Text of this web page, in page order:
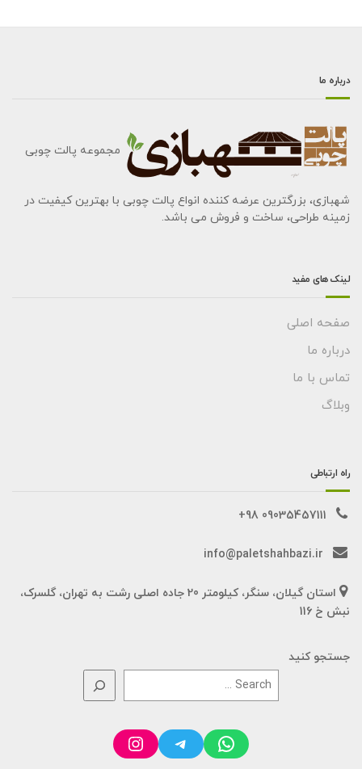
درباره ما
مجموعه پالت چوبی
شهبازی، بزرگترین عرضه کننده انواع پالت چوبی با بهترین کیفیت در
زمینه طراحی، ساخت و فروش می باشد.
لینک های مفید
صفحه اصلی
درباره ما
تماس با ما
وبلاگ
راه ارتباطی
09035457111 98+
info@paletshahbazi.ir
استان گیلان، سنگر، کیلومتر 20 جاده اصلی رشت به تهران، گلسرک،
نبش خ 116
جستجو کنید
WhatsApp
Telegram
Instagram